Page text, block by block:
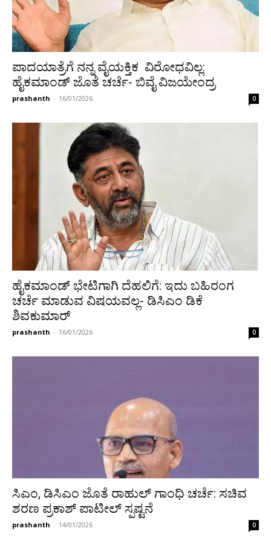
ಪಾದಯಾತ್ರೆಗೆ ನನ್ನ ವೈಯಕ್ತಿಕ ವಿರೋಧವಿಲ್ಲ:
ಹೈಕಮಾಂಡ್ ಜೊತೆ ಚರ್ಚೆ- ಬಿವೈ ವಿಜಯೇಂದ್ರ
prashanth - 16/01/2026 0
ಹೈಕಮಾಂಡ್ ಭೇಟಿಗಾಗಿ ದೆಹಲಿಗೆ: ಇದು ಬಹಿರಂಗ
ಚರ್ಚೆ ಮಾಡುವ ವಿಷಯವಲ್ಲ- ಡಿಸಿಎಂ ಡಿಕೆ
ಶಿವಕುಮಾರ್
prashanth - 16/01/2026 0
ಸಿಎಂ, ಡಿಸಿಎಂ ಜೊತೆ ರಾಹುಲ್ ಗಾಂಧಿ ಚರ್ಚೆ: ಸಚಿವ
ಶರಣ ಪ್ರಕಾಶ್ ಪಾಟೀಲ್ ಸ್ಪಷ್ಟನೆ
prashanth - 14/01/2026 0